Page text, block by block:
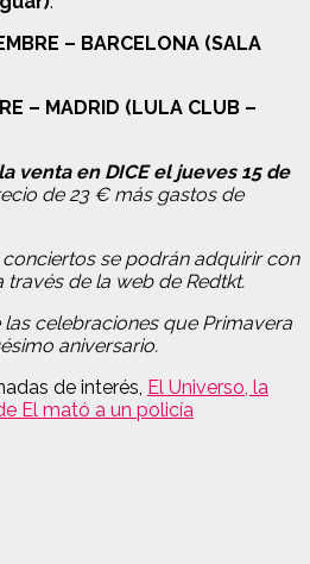
– BARCELONA (SALA
– MADRID (LULA CLUB –
venta en DICE el jueves 15 de
de 23 € más gastos de
se podrán adquirir con
de la web de Redtkt.
celebraciones que Primavera
aniversario.
de interés, El Universo, la
El mató a un policía